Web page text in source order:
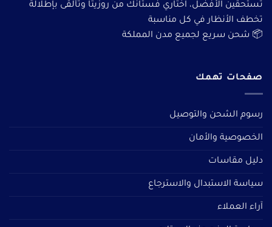
تستحقين الأفضل، اختاري فستانك من روزيتا وتألقى بإطلالة
تخطف الأنظار في كل مناسبة
📦 شحن سريع لجميع مدن المملكة
صفحات تهمك
رسوم الشحن والتوصيل
الخصوصية والأمان
دليل مقاسات
سياسة الاستبدال والاسترجاع
آراء العملاء